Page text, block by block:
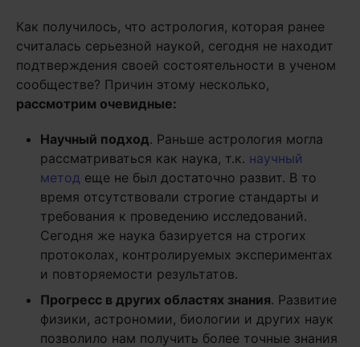
Как получилось, что астрология, которая ранее
считалась серьезной наукой, сегодня не находит
подтверждения своей состоятельности в ученом
сообществе? Причин этому несколько,
рассмотрим очевидные:
Научный подход. Раньше астрология могла
рассматриваться как наука, т.к. научный
метод еще не был достаточно развит. В то
время отсутствовали строгие стандарты и
требования к проведению исследований.
Сегодня же наука базируется на строгих
протоколах, контролируемых экспериментах
и повторяемости результатов.
Прогресс в других областях знания. Развитие
физики, астрономии, биологии и других наук
позволило нам получить более точные знания